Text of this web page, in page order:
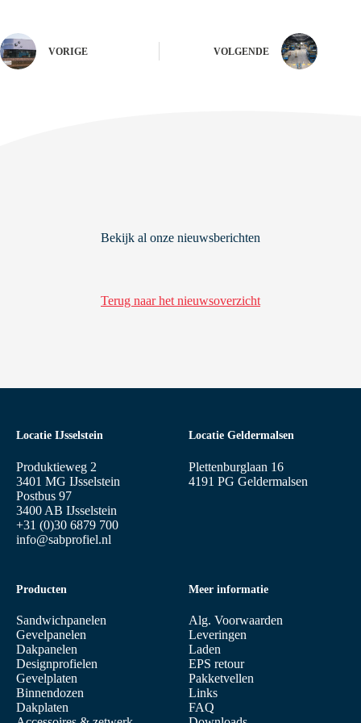
VORIGE VOLGENDE
Bekijk al onze nieuwsberichten
Terug naar het nieuwsoverzicht
Locatie IJsselstein
Produktieweg 2
3401 MG IJsselstein
Postbus 97
3400 AB IJsselstein
+31 (0)30 6879 700
info@sabprofiel.nl
Producten
Sandwichpanelen
Gevelpanelen
Dakpanelen
Designprofielen
Gevelplaten
Binnendozen
Dakplaten
Meer informatie
Alg. Voorwaarden
Leveringen
Laden
EPS retour
Pakketvellen
Links
FAQ
Locatie Geldermalsen
Plettenburglaan 16
4191 PG Geldermalsen